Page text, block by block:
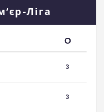
Ліга
О
3
3